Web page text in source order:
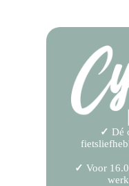
✓ Dé
✓ Voor